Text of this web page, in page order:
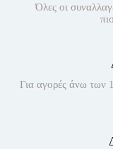
Όλες οι
Για αγορές άνω των